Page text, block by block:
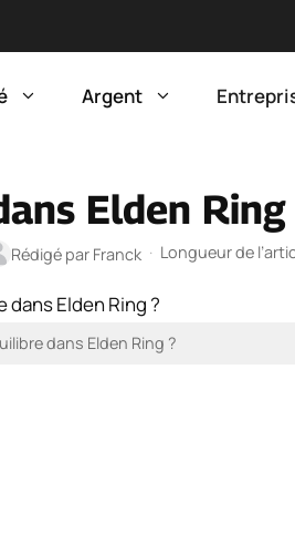
Argent
Elden Ring
Rédigé par Franck · Longueur de
dans Elden Ring ?